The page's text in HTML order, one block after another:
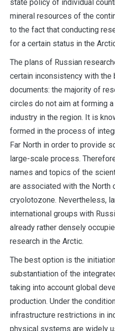
state policy of individual
mineral resources of the
to the fact that conducting
for a certain status in the
The plans of Russian
certain inconsistency with
documents: the majority of
circles do not aim at forming
industry in the region. It is
formed in the process of
Far North in order to provide
large-scale process.
names and topics of the
are associated with the North
cryolotozone. Nevertheless,
international groups with
already rather densely
research in the Arctic.
The best option is the
substantiation of the
taking into account global
production. Under the
infrastructure restrictions in
physical systems are widely